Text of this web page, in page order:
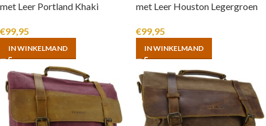
met Leer Portland Khaki
€99,95
IN WINKELMAND
met Leer Houston Legergroen
€99,95
IN WINKELMAND